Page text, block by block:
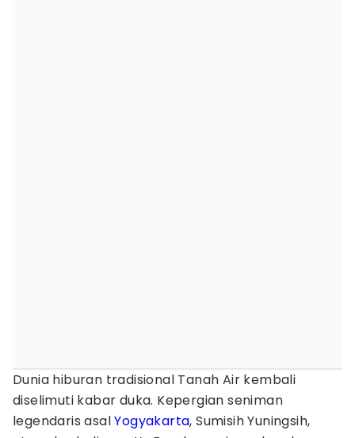
Dunia hiburan tradisional Tanah Air kembali
diselimuti kabar duka. Kepergian seniman
legendaris asalYogyakarta, Sumisih Yuningsih,